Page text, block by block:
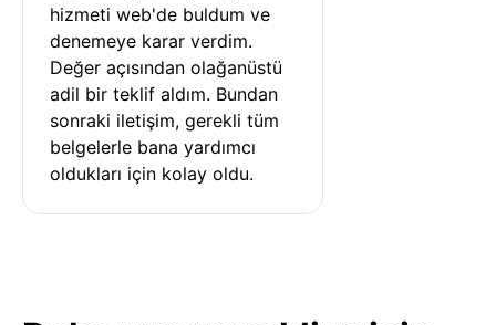
hizmeti web'de buldum ve
denemeye karar verdim.
Değer açısından olağanüstü
adil bir teklif aldım. Bundan
sonraki iletişim, gerekli tüm
belgelerle bana yardımcı
oldukları için kolay oldu.